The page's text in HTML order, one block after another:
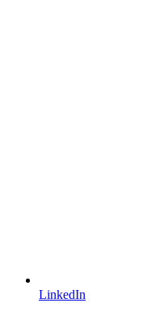
LinkedIn